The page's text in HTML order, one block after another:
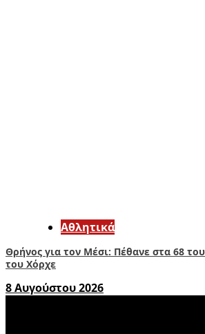
Αθλητικά
Θρήνος για τον Μέσι: Πέθανε στα 68
του Χόρχε
8 Αυγούστου 2026